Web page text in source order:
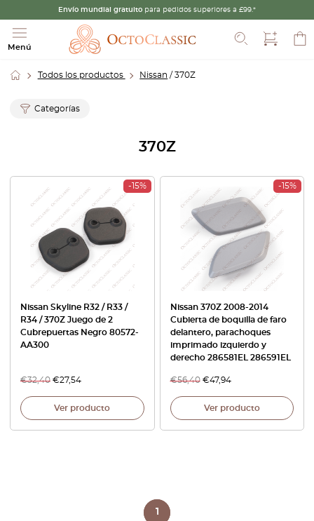
Envío mundial gratuito para pedidos superiores a £99.*
Menú
Todos los productos Nissan / 370Z
Categorías
370Z
-15%
Nissan Skyline R32 / R33 /
R34 / 370Z Juego de 2
Cubrepuertas Negro 80572-
AA300
€32,40 €27,54
Ver producto
-15%
Nissan 370Z 2008-2014
Cubierta de boquilla de faro
delantero, parachoques
imprimado izquierdo y
derecho 286581EL 286591EL
€56,40 €47,94
Ver producto
1